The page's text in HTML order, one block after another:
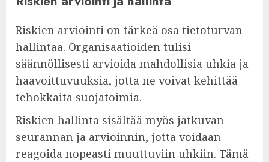
Riskien arviointi on tärkeä osa tietoturvan
hallintaa. Organisaatioiden tulisi
säännöllisesti arvioida mahdollisia uhkia ja
haavoittuvuuksia, jotta ne voivat kehittää
tehokkaita suojatoimia.
Riskien hallinta sisältää myös jatkuvan
seurannan ja arvioinnin, jotta voidaan
reagoida nopeasti muuttuviin uhkiin. Tämä